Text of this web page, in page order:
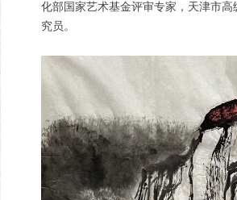
化部国家艺术基金评审专家，天津市
究员。